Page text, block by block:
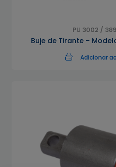
PU 3002 /
Buje de Tirante –
Adicionar